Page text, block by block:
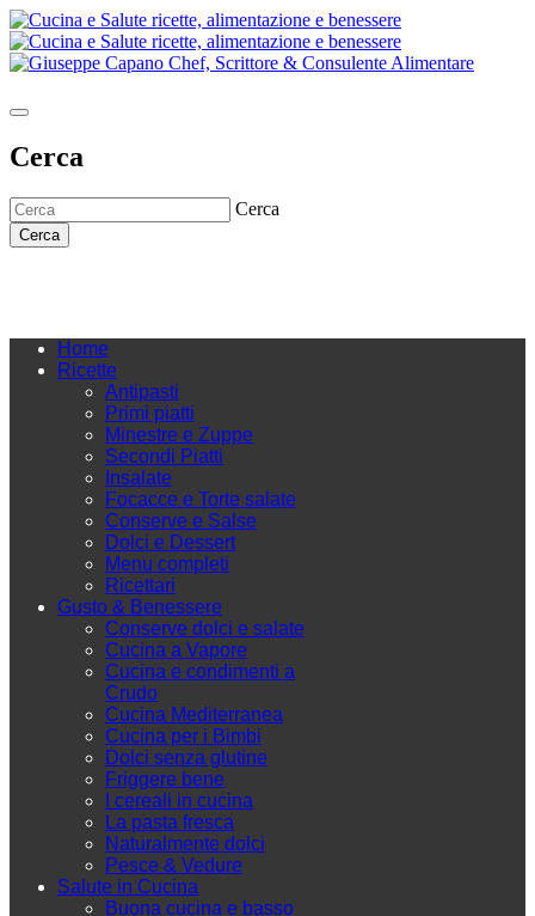
Cerca
Cerca
Cerca
Home
Ricette
Antipasti
Primi piatti
Minestre e Zuppe
Secondi Piatti
Insalate
Focacce e Torte salate
Conserve e Salse
Dolci e Dessert
Menu completi
Ricettari
Gusto & Benessere
Conserve dolci e salate
Cucina a Vapore
Cucina e condimenti a
Crudo
Cucina Mediterranea
Cucina per i Bimbi
Dolci senza glutine
Friggere bene
I cereali in cucina
La pasta fresca
Naturalmente dolci
Pesce & Vedure
Salute in Cucina
Buona cucina e basso